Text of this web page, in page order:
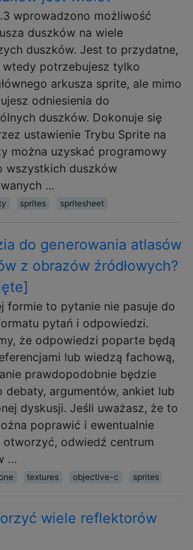
wprowadzono możliwość
duszków na wiele
duszków. Jest to przydatne,
wtedy potrzebujesz tylko
arkusza sprite, ale mimo
odniesienia do
duszków. Dokonuje się
ustawienie Trybu Sprite na
można uzyskać programowy
wszystkich duszków
…
sprites spritesheet
do generowania atlasów
z obrazów źródłowych?
formie to pytanie nie pasuje do
pytań i odpowiedzi.
że odpowiedzi poparte będą
lub wiedzą fachową,
prawdopodobnie będzie
debaty, argumentów, ankiet lub
dyskusji. Jeśli uważasz, że to
poprawić i ewentualnie
otworzyć, odwiedź centrum
…
textures objective-c sprites
wiele reflektorów